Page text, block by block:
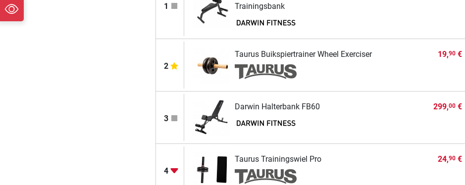
1
Trainingsbank
2
Taurus Buikspiertrainer Wheel Exerciser 19,90 €
3
Darwin Halterbank FB60 299,00 €
4
Taurus Trainingswiel Pro 24,90 €